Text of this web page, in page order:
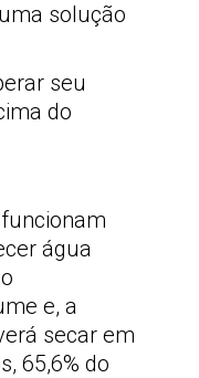
solução
seu
do
água
e, a
secar em
65,6% do